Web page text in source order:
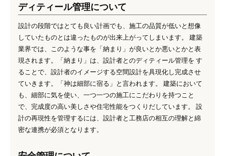
ディティール管理について
設計の段階ではとても良い計画でも、施工の品質が低いと想像
していたものとは違ったものが出来上がってしまいます。 建築
業界では、このような事を「納まり」が良いとか悪いとかと表
現されます。「納まり」は、設計者とのディティール管理を す
ることで、設計者のイメージする空間設計を具現化し完成させ
ていきます。「神は細部に宿る」と言われます。 建築において
も、細部に気を使い、一つ一つの施工にこだわりを持つこと
で、完成度の高い美しさや住宅性能をつくりだしています。 設
計の再現性を管理するには、設計者と工務店の相互の理解と綿
密な連携が必須となります。